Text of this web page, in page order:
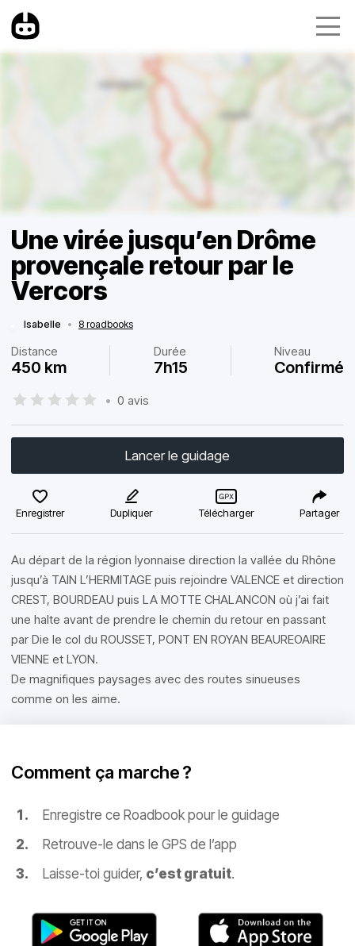
Une virée jusqu’en Drôme
provençale retour par le
Vercors
Isabelle • 8 roadbooks
Distance
450 km
Durée
7h15
Niveau
Confirmé
• 0 avis
Lancer le guidage
Enregistrer Dupliquer Télécharger Partager
Au départ de la région lyonnaise direction la vallée du Rhône
jusqu’à TAIN L’HERMITAGE puis rejoindre VALENCE et direction
CREST, BOURDEAU puis LA MOTTE CHALANCON où j’ai fait
une halte avant de prendre le chemin du retour en passant
par Die le col du ROUSSET, PONT EN ROYAN BEAUREOAIRE
VIENNE et LYON.
De magnifiques paysages avec des routes sinueuses
comme on les aime.
Comment ça marche ?
Enregistre ce Roadbook pour le guidage
Retrouve-le dans le GPS de l’app
Laisse-toi guider, c’est gratuit.